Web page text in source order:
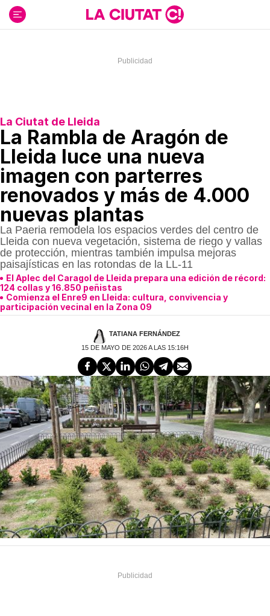
contenido
La Ciutat de Lleida
La Rambla de Aragón de
Lleida luce una nueva
imagen con parterres
renovados y más de 4.000
nuevas plantas
La Paeria remodela los espacios verdes del centro de
Lleida con nueva vegetación, sistema de riego y vallas
de protección, mientras también impulsa mejoras
paisajísticas en las rotondas de la LL-11
El Aplec del Caragol de Lleida prepara una edición de récord:
124 collas y 16.850 peñistas
Comienza el Enre9 en Lleida: cultura, convivencia y
participación vecinal en la Zona 09
TATIANA FERNÁNDEZ
15 DE MAYO DE 2026 A LAS 15:16H